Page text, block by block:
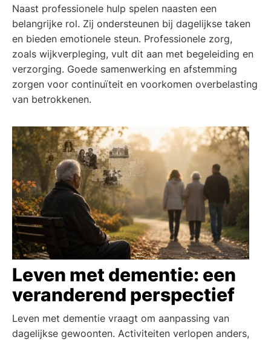
Naast professionele hulp spelen naasten een
belangrijke rol. Zij ondersteunen bij dagelijkse taken
en bieden emotionele steun. Professionele zorg,
zoals wijkverpleging, vult dit aan met begeleiding en
verzorging. Goede samenwerking en afstemming
zorgen voor continuïteit en voorkomen overbelasting
van betrokkenen.
Leven met dementie: een
veranderend perspectief
Leven met dementie vraagt om aanpassing van
dagelijkse gewoonten. Activiteiten verlopen anders,